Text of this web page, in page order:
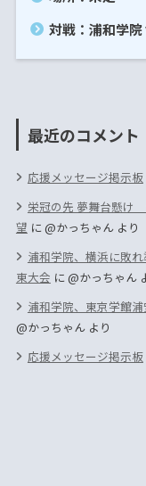
対戦：浦和学院
最近のコメント
応援メッセージ掲示板
栄冠の先 夢舞台懸け
望 に @かっちゃんより
浦和学院、横浜に敗
東大会 に @かっちゃん
浦和学院、東京学館
@かっちゃんより
応援メッセージ掲示板